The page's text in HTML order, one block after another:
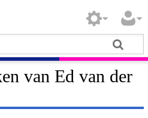
van Ed van der